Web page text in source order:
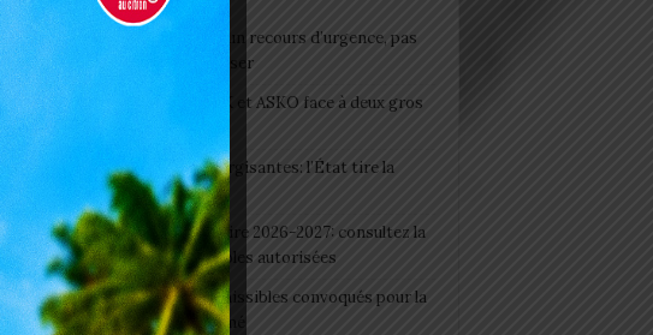
Pilule du lendemain : un recours d’urgence, pas
une habitude à banaliser
Interclubs CAF: ASCK et ASKO face à deux gros
morceaux
Togo/ Boissons énergisantes: l’État tire la
sonnette d’alarme
Togo/ Rentrée scolaire 2026-2027: consultez la
liste officielle des écoles autorisées
ESSAL 2026 : les admissibles convoqués pour la
visite médicale à Lomé